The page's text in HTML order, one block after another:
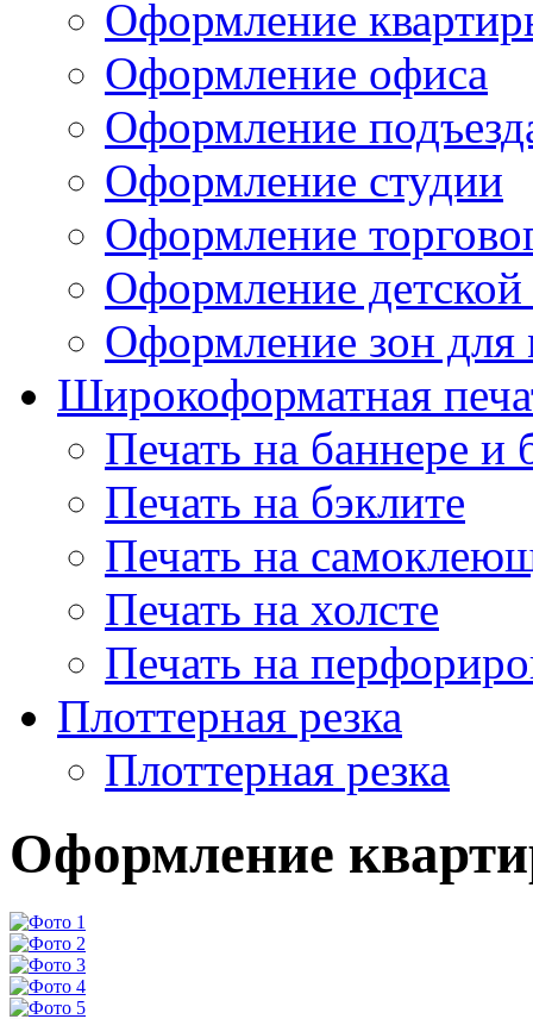
Оформление
Оформление офиса
Оформление
Оформление студии
Оформление
Оформление
Оформление зон для
Широкоформатная
Печать на баннере и
Печать на бэклите
Печать на
Печать на холсте
Печать на
Плоттерная резка
Плоттерная резка
Оформление